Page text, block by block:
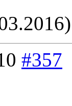
#357